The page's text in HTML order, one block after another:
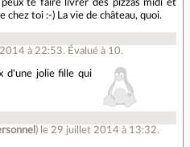
te faire livrer des pizzas midi et
chez toi :-) La vie de château, quoi.
à 22:53. Évalué à 10.
d'une jolie fille qui
) le 29 juillet 2014 à 13:32.